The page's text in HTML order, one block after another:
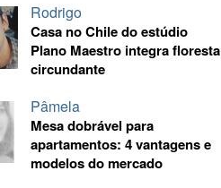
Rodrigo
Casa no Chile do estúdio
Plano Maestro integra floresta
circundante
Pâmela
Mesa dobrável para
apartamentos: 4 vantagens e
modelos do mercado